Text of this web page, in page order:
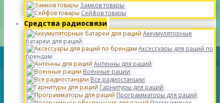
Замков товары
Сейфов товары
Средства радиосвязи
Аккумуляторные
батареи для раций
Аксессуары для раций по
брендам
Антенны для раций
Военные рации
Все радиостанции
Гарнитуры для раций
Программаторы для раций